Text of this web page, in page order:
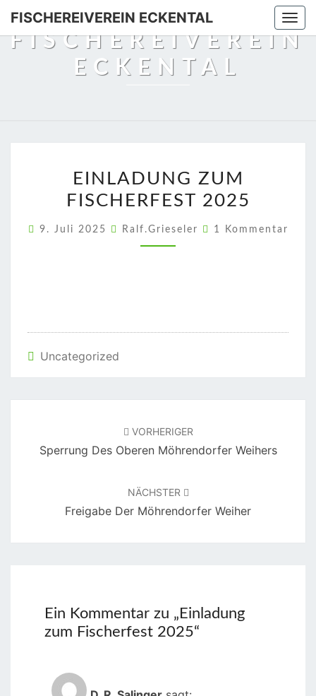
Skip
content
FISCHEREIVEREIN ECKENTAL
FISCHEREIVEREIN
ECKENTAL
ZUM
FISCHERFEST
EINLADUNG ZUM
FISCHERFEST 2025
9. Juli 2025 Ralf.Grieseler Kommentare
1 Kommentar
Uncategorized
VORHERIGER
Sperrung Des Oberen Möhrendorfer Weihers
NÄCHSTER
Freigabe Der Möhrendorfer Weiher
Ein Kommentar zu „ Einladung
zum Fischerfest 2025“